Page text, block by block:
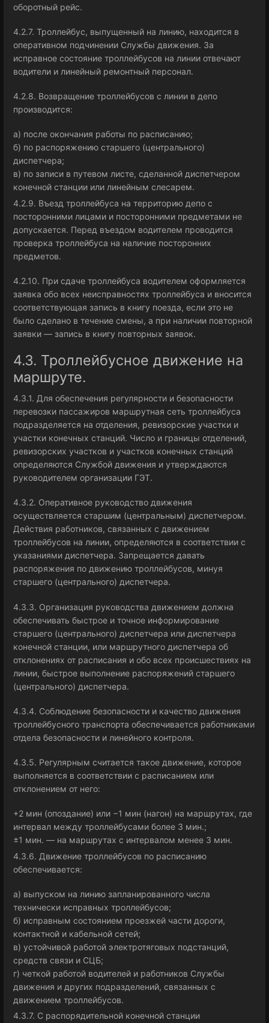
оборотный рейс.
4.2.7. Троллейбус, выпущенный на линию, находится в
оперативном подчинении Службы движения. За
исправное состояние троллейбусов на линии отвечают
водители и линейный ремонтный персонал.
4.2.8. Возвращение троллейбусов с линии в депо
производится:
а) после окончания работы по расписанию;
б) по распоряжению старшего (центрального)
диспетчера;
в) по записи в путевом листе, сделанной диспетчером
конечной станции или линейным слесарем.
4.2.9. Въезд троллейбуса на территорию депо с
посторонними лицами и посторонними предметами не
допускается. Перед въездом водителем проводится
проверка троллейбуса на наличие посторонних
предметов.
4.2.10. При сдаче троллейбуса водителем оформляется
заявка обо всех неисправностях троллейбуса и вносится
соответствующая запись в книгу поезда, если это не
было сделано в течение смены, а при наличии повторной
заявки — запись в книгу повторных заявок.
4.3. Троллейбусное движение на
маршруте.
4.3.1. Для обеспечения регулярности и безопасности
перевозки пассажиров маршрутная сеть троллейбуса
подразделяется на отделения, ревизорские участки и
участки конечных станций. Число и границы отделений,
ревизорских участков и участков конечных станций
определяются Службой движения и утверждаются
руководителем организации ГЭТ.
4.3.2. Оперативное руководство движения
осуществляется старшим (центральным) диспетчером.
Действия работников, связанных с движением
троллейбусов на линии, определяются в соответствии с
указаниями диспетчера. Запрещается давать
распоряжения по движению троллейбусов, минуя
старшего (центрального) диспетчера.
4.3.3. Организация руководства движением должна
обеспечивать быстрое и точное информирование
старшего (центрального) диспетчера или диспетчера
конечной станции, или маршрутного диспетчера об
отклонениях от расписания и обо всех происшествиях на
линии, быстрое выполнение распоряжений старшего
(центрального) диспетчера.
4.3.4. Соблюдение безопасности и качество движения
троллейбусного транспорта обеспечивается работниками
отдела безопасности и линейного контроля.
4.3.5. Регулярным считается такое движение, которое
выполняется в соответствии с расписанием или
отклонением от него:
+2 мин (опоздание) или −1 мин (нагон) на маршрутах, где
интервал между троллейбусами более 3 мин.;
±1 мин. — на маршрутах с интервалом менее 3 мин.
4.3.6. Движение троллейбусов по расписанию
обеспечивается:
а) выпуском на линию запланированного числа
технически исправных троллейбусов;
б) исправным состоянием проезжей части дороги,
контактной и кабельной сетей;
в) устойчивой работой электротяговых подстанций,
средств связи и СЦБ;
г) четкой работой водителей и работников Службы
движения и других подразделений, связанных с
движением троллейбусов.
4.3.7. С распорядительной конечной станции